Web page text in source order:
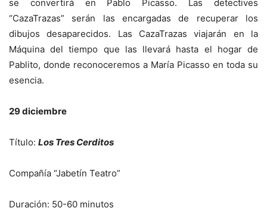
se convertirá en Pablo Picasso. Las detectives
“CazaTrazas” serán las encargadas de recuperar los
dibujos desaparecidos. Las CazaTrazas viajarán en la
Máquina del tiempo que las llevará hasta el hogar de
Pablito, donde reconoceremos a María Picasso en toda su
esencia.
29 diciembre
Título: Los Tres Cerditos
Compañía “Jabetín Teatro”
Duración: 50-60 minutos